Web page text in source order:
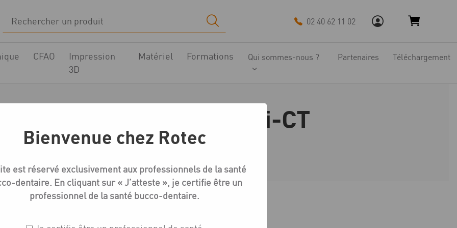
02 40 62 11 02
CFAO
Impression
3D
Matériel Formations Qui sommes-nous ? Partenaires Téléchargement
céramiques Création Zi-CT
Bienvenue chez Rotec
est réservé exclusivement aux professionnels de la santé
dentaire. En cliquant sur « J’atteste », je certifie être un
professionnel de la santé bucco-dentaire.